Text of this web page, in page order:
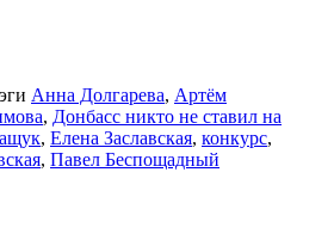
Анна Долгарева, Артём
, Донбасс никто не ставил на
, Елена Заславская, конкурс,
, Павел Беспощадный